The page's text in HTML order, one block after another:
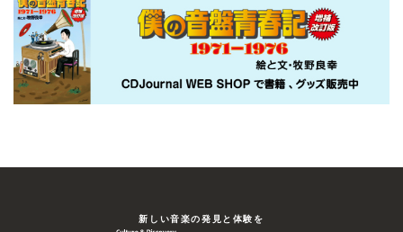
新しい⾳楽の発⾒と体験を